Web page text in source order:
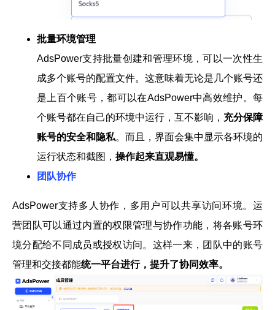
批量环境管理
AdsPower支持批量创建和管理环境，可以一次性生
成多个账号的配置文件。这意味着无论是几个账号还
是上百个账号，都可以在AdsPower中高效维护。每
个账号都在自己的环境中运行，互不影响， 充分保障
账号的安全和隐私。而且，界面会集中显示各环境的
运行状态和截图， 操作起来直观易懂。
团队协作
AdsPower支持多人协作，多用户可以共享访问环境。运
营团队可以通过内置的权限管理与协作功能，将各账号环
境分配给不同成员或授权访问。这样一来，团队中的账号
管理和交接都能统一平台进行，提升了协同效率。